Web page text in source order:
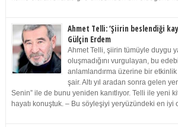
Ahmet Telli: ‘Şiirin beslendiği
Gülçin Erdem
Ahmet Telli, şiirin tümüyle duygu
oluşmadığını vurgulayan, bu
anlamlandırma üzerine bir
şair. Altı yıl aradan sonra gelen
Senin” ile de bunu yeniden kanıtlıyor. Telli ile yeni
hayatı konuştuk. – Bu söyleşiyi yeryüzündeki en iyi